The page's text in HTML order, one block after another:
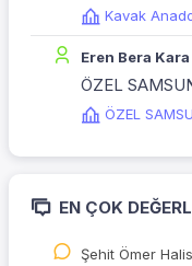
Kavak
Eren Bera Kara
ÖZEL
ÖZEL
EN ÇOK
Şehit Ömer